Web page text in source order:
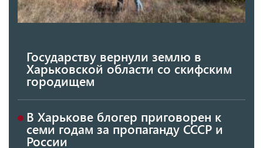
Государству вернули землю в
Харьковской области со скифским
городищем
В Харькове блогер приговорен к
семи годам за пропаганду СССР и
России